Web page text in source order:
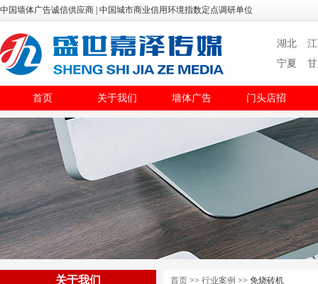
中国墙体广告诚信供应商 | 中国城市商业信用环境指数定点调研单位
湖北
宁夏
首页 关于我们 墙体广告 门头店招
关于我们 首页 >> 行业案例 >> 免烧砖机